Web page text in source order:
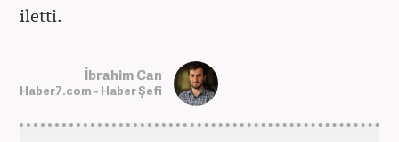
iletti.
İbrahim Can
Haber7.com - Haber Şefi